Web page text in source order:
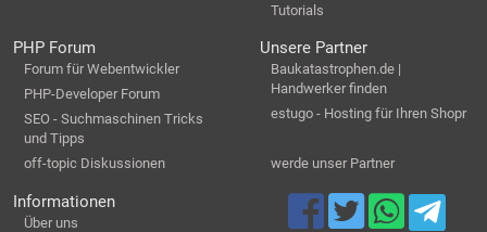
Tutorials
PHP Forum
Forum für Webentwickler
PHP-Developer Forum
SEO - Suchmaschinen Tricks
und Tipps
off-topic Diskussionen
Unsere Partner
Baukatastrophen.de |
Handwerker finden
estugo - Hosting für Ihren Shopr
werde unser Partner
Informationen
Über uns